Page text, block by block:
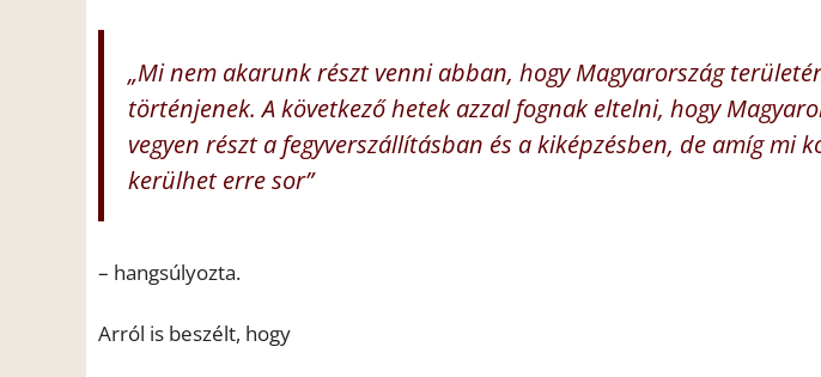
„Mi nem akarunk részt venni abban, hogy Magyarország
történjenek. A következő hetek azzal fognak eltelni, hogy
vegyen részt a fegyverszállításban és a kiképzésben, de amíg mi
kerülhet erre sor”
– hangsúlyozta.
Arról is beszélt, hogy